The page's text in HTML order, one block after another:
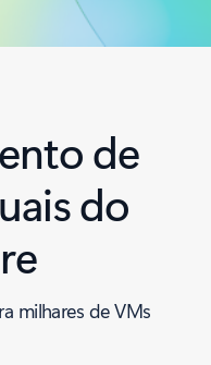
de
do
milhares de VMs